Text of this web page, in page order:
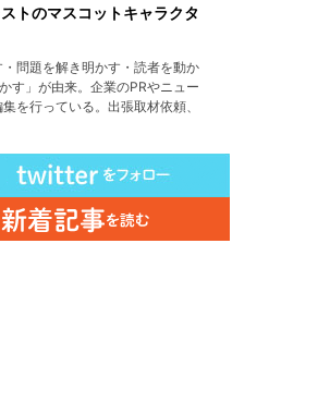
トのマスコットキャラクタ
問題を解き明かす・読者を動か
す」が由来。企業のPRやニュー
を行っている。出張取材依頼、